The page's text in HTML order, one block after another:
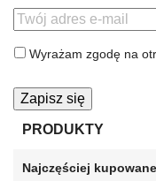
Wyrażam zgodę na
Zapisz się
PRODUKTY
Najczęściej kupowane